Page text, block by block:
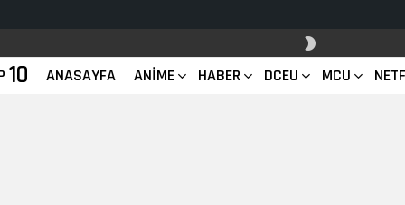
ANAHTARI
10 ANASAYFA ANIME HABER DCEU MCU